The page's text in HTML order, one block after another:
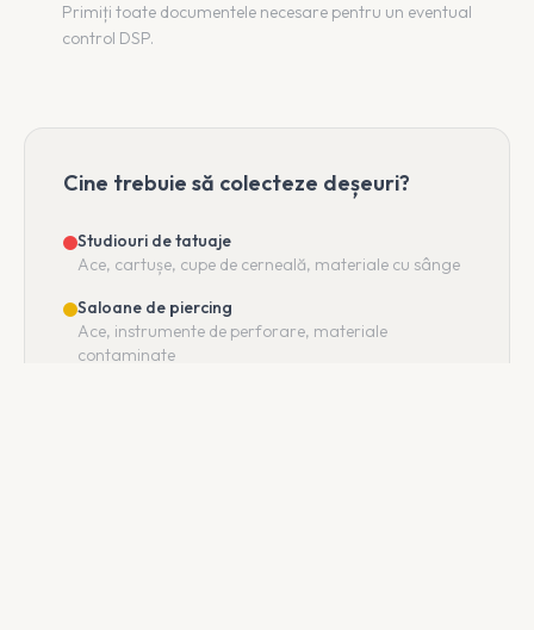
Primiți toate documentele necesare pentru un eventual
control DSP.
Cine trebuie să colecteze deșeuri?
Studiouri de tatuaje
Ace, cartușe, cupe de cerneală, materiale cu sânge
Saloane de piercing
Ace, instrumente de perforare, materiale
contaminate